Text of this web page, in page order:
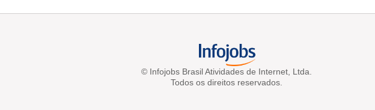
© Infojobs Brasil Atividades de Internet, Ltda.
Todos os direitos reservados.